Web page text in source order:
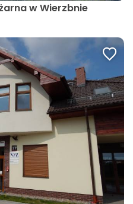
w Wierzbnie